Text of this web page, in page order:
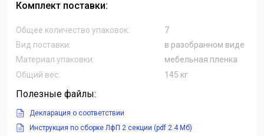
Комплект поставки:
Общее количество упаковок:
7
Вид поставки:
в разобранном виде
Материал упаковки:
мебельная пленка
Общий вес:
145 кг
Полезные файлы:
Декларация о соответствии
Инструкция по сборке ЛфП 2 секции (pdf 2.4 Мб)